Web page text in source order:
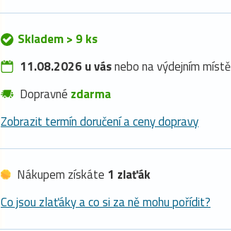
Skladem > 9 ks
11.08.2026 u vásnebo na výdejním místě
Dopravné zdarma
Zobrazit termín doručení a ceny dopravy
Nákupem získáte 1 zlaťák
Co jsou zlaťáky a co si za ně mohu pořídit?